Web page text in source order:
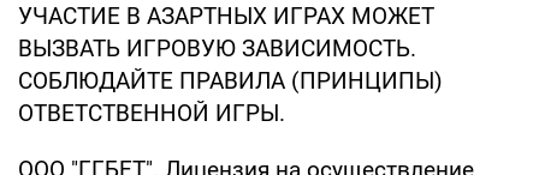
УЧАСТИЕ В АЗАРТНЫХ ИГРАХ МОЖЕТ
ВЫЗВАТЬ ИГРОВУЮ ЗАВИСИМОСТЬ.
СОБЛЮДАЙТЕ ПРАВИЛА (ПРИНЦИПЫ)
ОТВЕТСТВЕННОЙ ИГРЫ.